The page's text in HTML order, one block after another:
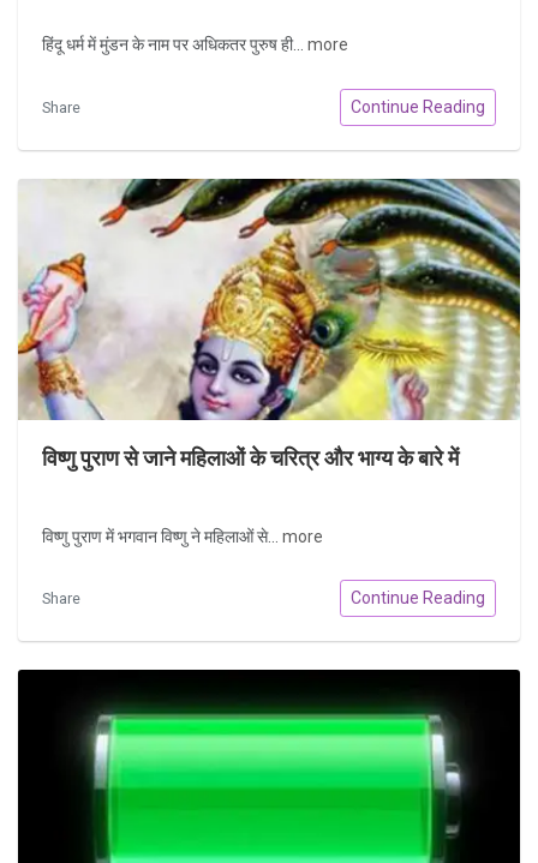
हिंदू धर्म में मुंडन के नाम पर अधिकतर पुरुष ही... more
Share Continue Reading
विष्णु पुराण से जाने महिलाओं के चरित्र और भाग्‍य के बारे में
विष्णु पुराण में भगवान विष्णु ने महिलाओं से... more
Share Continue Reading